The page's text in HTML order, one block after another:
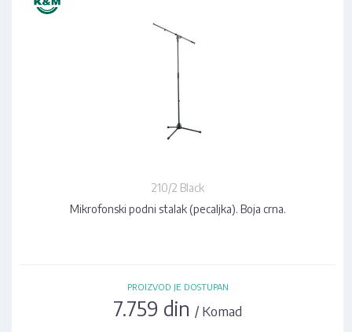
210/2 Black
Mikrofonski podni stalak (pecaljka). Boja crna.
PROIZVOD JE DOSTUPAN
7.759 din/ Komad